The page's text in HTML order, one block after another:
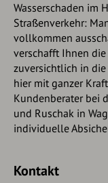
Wasserschaden im
Straßenverkehr:
vollkommen
verschafft Ihnen
zuversichtlich in
hier mit ganzer
Kundenberater bei
und Ruschak in
individuelle
Kontakt